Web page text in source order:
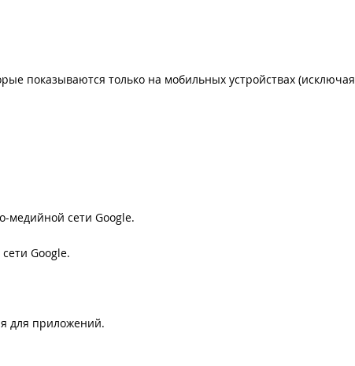
показываются только на мобильных устройствах (исключая
медийной сети Google.
Google.
для приложений.